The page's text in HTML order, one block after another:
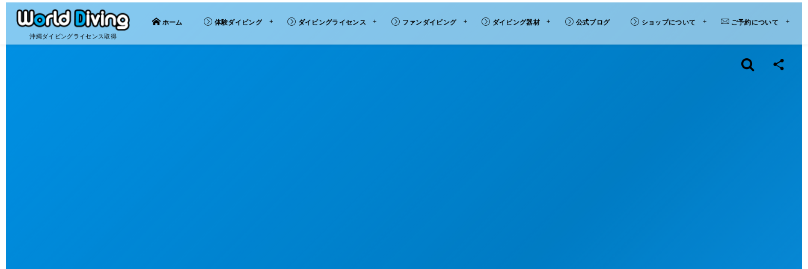
沖縄ダイビングライセンス取得
ホーム 体験ダイビング ダイビングライセンス ファンダイビング ダイビング器材 公式ブログ ショップについて ご予約について